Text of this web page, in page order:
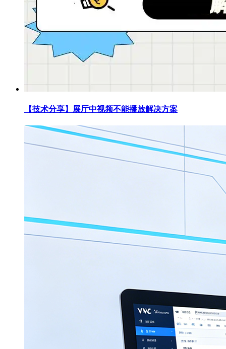
【技术分享】展厅中视频不能播放解决方案